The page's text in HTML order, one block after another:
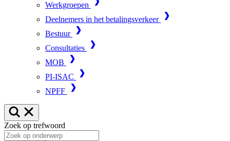
Werkgroepen
Deelnemers in het betalingsverkeer
Bestuur
Consultaties
MOB
PI-ISAC
NPFF
Zoek op trefwoord